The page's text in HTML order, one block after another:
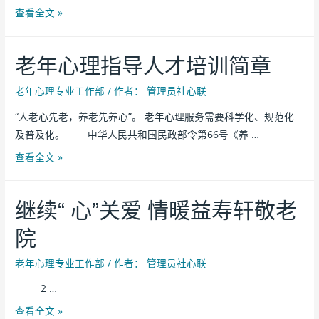
查看全文 »
老年心理指导人才培训简章
老年心理专业工作部 / 作者：
管理员社心联
“人老心先老，养老先养心”。 老年心理服务需要科学化、规范化
及普及化。 中华人民共和国民政部令第66号《养 …
查看全文 »
继续“ 心”关爱 情暖益寿轩敬老
院
老年心理专业工作部 / 作者：
管理员社心联
2 …
查看全文 »